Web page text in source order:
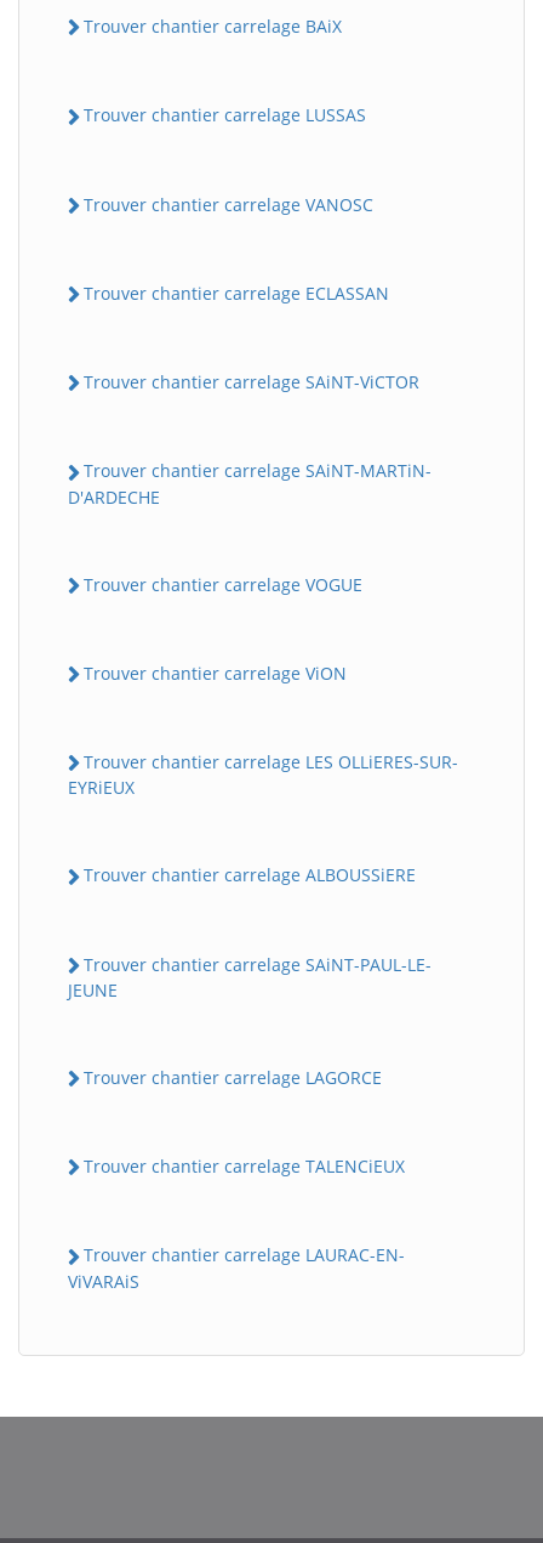
Trouver chantier carrelage BAiX
Trouver chantier carrelage LUSSAS
Trouver chantier carrelage VANOSC
Trouver chantier carrelage ECLASSAN
Trouver chantier carrelage SAiNT-ViCTOR
Trouver chantier carrelage SAiNT-MARTiN-
D'ARDECHE
Trouver chantier carrelage VOGUE
Trouver chantier carrelage ViON
Trouver chantier carrelage LES OLLiERES-SUR-
EYRiEUX
Trouver chantier carrelage ALBOUSSiERE
Trouver chantier carrelage SAiNT-PAUL-LE-
JEUNE
Trouver chantier carrelage LAGORCE
Trouver chantier carrelage TALENCiEUX
Trouver chantier carrelage LAURAC-EN-
ViVARAiS
BatiWebPro